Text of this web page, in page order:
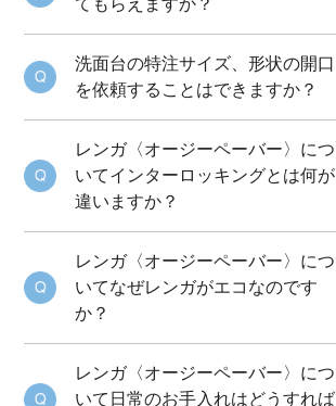
洗面台の特注サイズ、形状の開口
を依頼することはできますか？
レンガ〈オージーペーバー〉につ
いてインターロッキングとは何が
違いますか？
レンガ〈オージーペーバー〉につ
いてなぜレンガがエコなのです
か？
レンガ〈オージーペーバー〉につ
いて日常のお手入れはどうすれば